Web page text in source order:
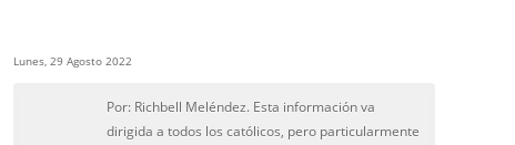
Lunes, 29 Agosto 2022
Por: Richbell Meléndez. Esta información va
dirigida a todos los católicos, pero particularmente